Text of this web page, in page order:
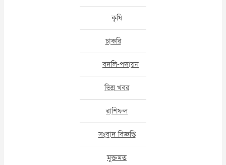
কৃষি
চাকরি
বদলি-পদায়ন
ভিন্ন খবর
রাশিফল
সংবাদ বিজ্ঞপ্তি
মুক্তমত